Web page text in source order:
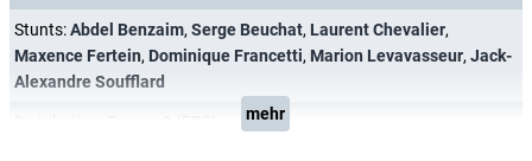
Stunts:Abdel Benzaim, Serge Beuchat, Laurent Chevalier,
Maxence Fertein, Dominique Francetti, Marion Levavasseur, Jack-
Alexandre Soufflard
mehr